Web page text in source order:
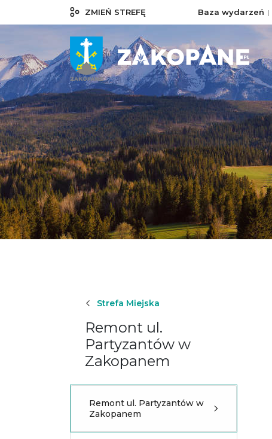
ZMIEŃ STREFĘ Baza wydarzeń
Strefa Miejska
Remont ul.
Partyzantów w
Zakopanem
Remont ul. Partyzantów w
Zakopanem